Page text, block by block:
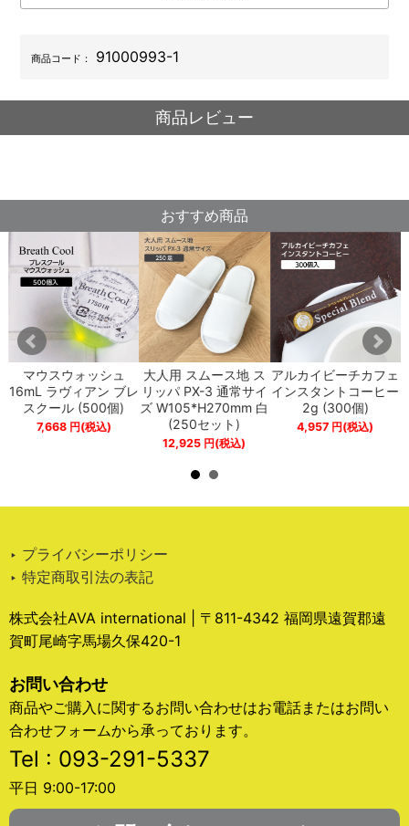
商品コード： 91000993-1
商品レビュー
おすすめ商品
マウスウォッシュ
16mL ラヴィアン ブレ
スクール (500個)
7,668円(税込)
大人用 スムース地 ス
リッパ PX-3 通常サイ
ズ W105*H270mm 白
(250セット)
12,925 円(税込)
アルカイビーチカフェ
インスタントコーヒー
2g (300個)
4,957 円(税込)
‣ プライバシーポリシー
‣ 特定商取引法の表記
株式会社AVA international | 〒811-4342 福岡県遠賀郡遠
賀町尾崎字馬場久保420-1
お問い合わせ
商品やご購入に関するお問い合わせはお電話またはお問い
合わせフォームから承っております。
Tel : 093-291-5337
平日 9:00-17:00